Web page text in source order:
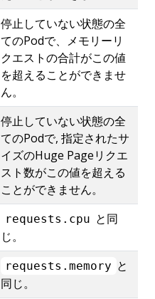
停止していない状態の全
てのPodで、メモリーリ
クエストの合計がこの値
を超えることができませ
ん。
停止していない状態の全
てのPodで, 指定されたサ
イズのHuge Pageリクエ
スト数がこの値を超える
ことができません。
requests.cpu と同
じ。
requests.memory と
同じ。